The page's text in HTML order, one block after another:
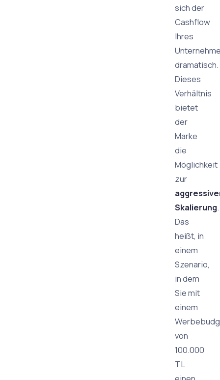
sich der
Cashflow
Ihres
dramatisch.
Dieses
Verhältnis
bietet
der
Marke
die
Möglichkeit
zur
Skalierung.
Das
heißt, in
einem
Szenario,
in dem
Sie mit
einem
von
100.000
TL